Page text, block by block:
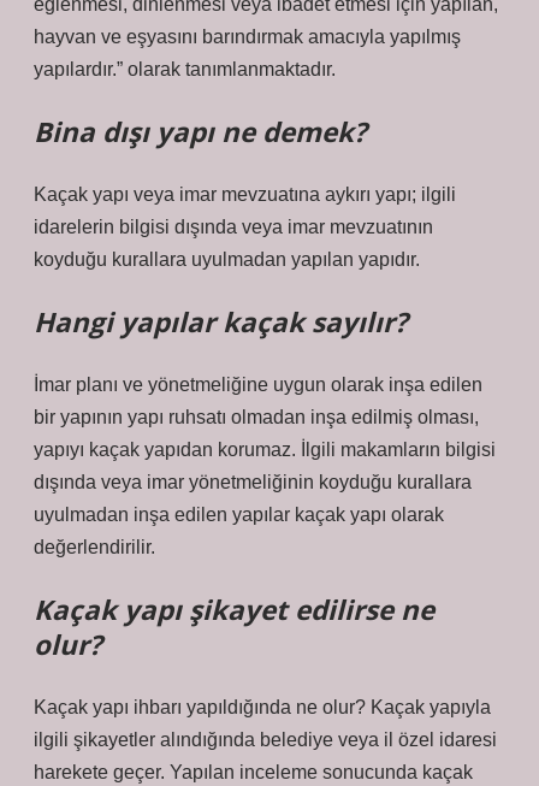
eğlenmesi, dinlenmesi veya ibadet etmesi için yapılan,
hayvan ve eşyasını barındırmak amacıyla yapılmış
yapılardır.” olarak tanımlanmaktadır.
Bina dışı yapı ne demek?
Kaçak yapı veya imar mevzuatına aykırı yapı; ilgili
idarelerin bilgisi dışında veya imar mevzuatının
koyduğu kurallara uyulmadan yapılan yapıdır.
Hangi yapılar kaçak sayılır?
İmar planı ve yönetmeliğine uygun olarak inşa edilen
bir yapının yapı ruhsatı olmadan inşa edilmiş olması,
yapıyı kaçak yapıdan korumaz. İlgili makamların bilgisi
dışında veya imar yönetmeliğinin koyduğu kurallara
uyulmadan inşa edilen yapılar kaçak yapı olarak
değerlendirilir.
Kaçak yapı şikayet edilirse ne
olur?
Kaçak yapı ihbarı yapıldığında ne olur? Kaçak yapıyla
ilgili şikayetler alındığında belediye veya il özel idaresi
harekete geçer. Yapılan inceleme sonucunda kaçak